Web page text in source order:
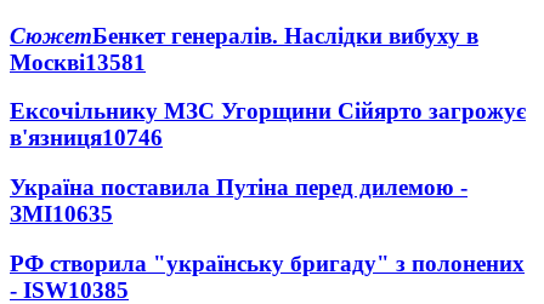
СюжетБенкет генералів. Наслідки вибуху в
Москві13581
Ексочільнику МЗС Угорщини Сійярто загрожує
в'язниця10746
Україна поставила Путіна перед дилемою -
ЗМІ10635
РФ створила "українську бригаду" з полонених
- ISW10385